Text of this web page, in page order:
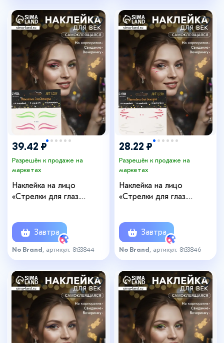
39.42 ₽
Разрешён к продаже на
маркетах
Наклейка на лицо
«Стрелки для глаз.
Завтра
No Brand , артикул: 8133844
28.22 ₽
Разрешён к продаже на
маркетах
Наклейка на лицо
«Стрелки для глаз.
Завтра
No Brand , артикул: 8133846